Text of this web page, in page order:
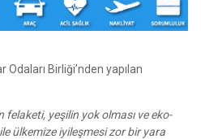
Odaları Birliği’nden yapılan
felaketi, yeşilin yok olması ve eko-
ülkemize iyileşmesi zor bir yara